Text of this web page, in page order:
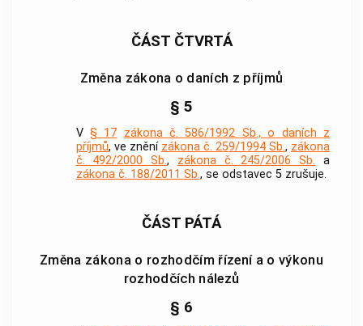
ČÁST ČTVRTÁ
Změna zákona o daních z příjmů
§ 5
V § 17 zákona č. 586/1992 Sb., o daních z
příjmů, ve znění zákona č. 259/1994 Sb., zákona
č. 492/2000 Sb., zákona č. 245/2006 Sb. a
zákona č. 188/2011 Sb., se odstavec 5 zrušuje.
ČÁST PÁTÁ
Změna zákona o rozhodčím řízení a o výkonu
rozhodčích nálezů
§ 6